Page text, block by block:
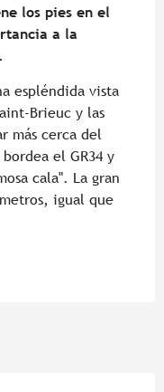
los pies en el
a la
espléndida vista
Brieuc y las
más cerca del
el GR34 y
cala". La gran
igual que